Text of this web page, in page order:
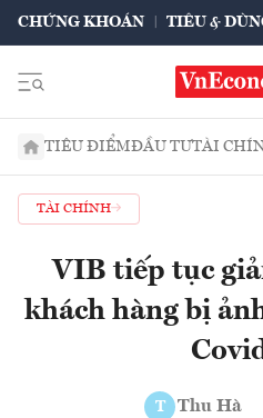
CHỨNG KHOÁN TIÊU &
TIÊU ĐIỂMĐẦU TƯTÀI
TÀI CHÍNH
VIB tiếp tục
khách hàng bị
T Thu Hà